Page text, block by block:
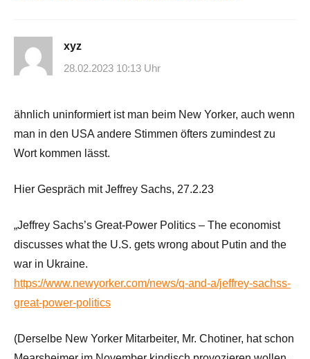
xyz
28.02.2023 10:13 Uhr
ähnlich uninformiert ist man beim New Yorker, auch wenn
man in den USA andere Stimmen öfters zumindest zu
Wort kommen lässt.
Hier Gespräch mit Jeffrey Sachs, 27.2.23
„Jeffrey Sachs’s Great-Power Politics – The economist
discusses what the U.S. gets wrong about Putin and the
war in Ukraine.
https://www.newyorker.com/news/q-and-a/jeffrey-sachss-
great-power-politics
(Derselbe New Yorker Mitarbeiter, Mr. Chotiner, hat schon